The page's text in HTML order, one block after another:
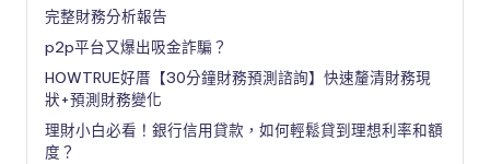
完整財務分析報告
p2p平台又爆出吸金詐騙？
HOWTRUE好厝【30分鐘財務預測諮詢】快速釐清財務現
狀+預測財務變化
理財小白必看！銀行信用貸款，如何輕鬆貸到理想利率和額
度？